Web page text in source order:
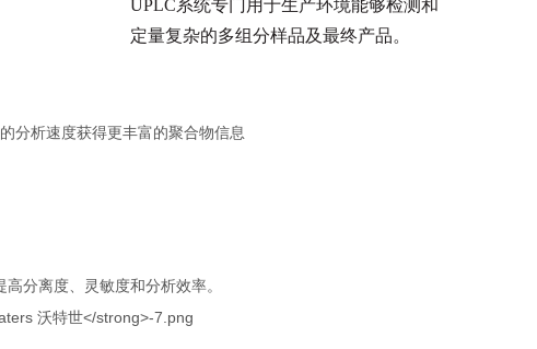
UPLC系统专门用于生产环境能够检测和
定量复杂的多组分样品及最终产品。
分析速度获得更丰富的聚合物信息
分离度、灵敏度和分析效率。